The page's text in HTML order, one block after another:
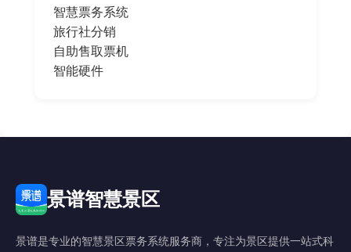
智慧票务系统
旅行社分销
自助售取票机
智能硬件
景谱智慧景区
景谱是专业的智慧景区票务系统服务商，专注为景区提供一站式科